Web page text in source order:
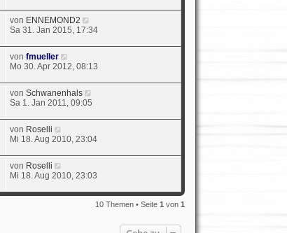
von ENNEMOND2
Sa 31. Jan 2015, 17:34
von fmueller
Mo 30. Apr 2012, 08:13
von Schwanenhals
Sa 1. Jan 2011, 09:05
von Roselli
Mi 18. Aug 2010, 23:04
von Roselli
Mi 18. Aug 2010, 23:03
10 Themen • Seite 1 von 1